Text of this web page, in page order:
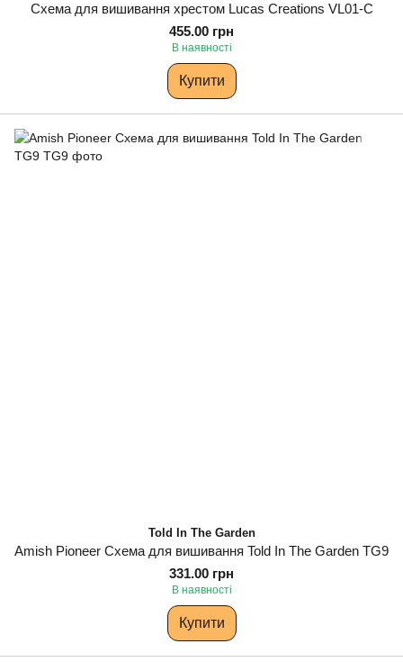
Схема для вишивання хрестом Lucas Creations VL01-C
455.00 грн
В наявності
Купити
Told In The Garden
Amish Pioneer Схема для вишивання Told In The Garden TG9
331.00 грн
В наявності
Купити